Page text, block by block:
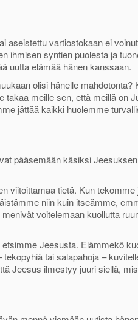
aseistettu vartiostokaan ei
ihmisen syntien puolesta ja
uutta elämää hänen kanssaan.
olisi hänelle mahdotonta?
meille sen, että meillä on
jättää kaikki huolemme
pääsemään käsiksi
viitoittamaa tietä. Kun
niin kuin itseämme,
voitelemaan kuollutta
Jeesusta. Elämmekö
tai salapahoja –
Jeesus ilmestyy juuri siellä,